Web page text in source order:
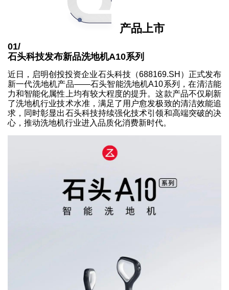
产品上市
01/
石头科技发布新品洗地机A10系列
近日，启明创投投资企业石头科技（688169.SH）正式发布
新一代洗地机产品——石头智能洗地机A10系列，在清洁能
力和智能化属性上均有较大程度的提升。这款产品不仅刷新
了洗地机行业技术水准，满足了用户愈发极致的清洁效能追
求，同时彰显出石头科技持续强化技术引领和高端突破的决
心，推动洗地机行业进入品质化消费新时代。